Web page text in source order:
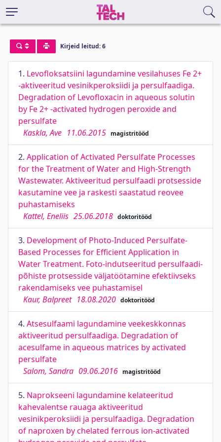
Kirjeid leitud: 6
1. Levofloksatsiini lagundamine vesilahuses Fe 2+
-aktiveeritud vesinikperoksiidi ja persulfaadiga.
Degradation of Levofloxacin in aqueous solutin
by Fe 2+ -activated hydrogen peroxide and
persulfate
Kaskla, Ave 11.06.2015 magistritööd
2. Application of Activated Persulfate Processes
for the Treatment of Water and High-Strength
Wastewater. Aktiveeritud persulfaadi protsesside
kasutamine vee ja raskesti saastatud reovee
puhastamiseks
Kattel, Eneliis 25.06.2018 doktoritööd
3. Development of Photo-Induced Persulfate-
Based Processes for Efficient Application in
Water Treatment. Foto-indutseeritud persulfaadi-
põhiste protsesside väljatöötamine efektiivseks
rakendamiseks vee puhastamisel
Kaur, Balpreet 18.08.2020 doktoritööd
4. Atsesulfaami lagundamine veekeskkonnas
aktiveeritud persulfaadiga. Degradation of
acesulfame in aqueous matrices by activated
persulfate
Salom, Sandra 09.06.2016 magistritööd
5. Naprokseeni lagundamine kelateeritud
kahevalentse rauaga aktiveeritud
vesinikperoksiidi ja persulfaadiga. Degradation
of naproxen by chelated ferrous ion-activated